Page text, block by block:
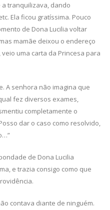
a tranquilizava, dando
Ela ficou gratíssima. Pouco
de Dona Lucilia voltar
mamãe deixou o endereço
uma carta da Princesa para
A senhora não imagina que
fez diversos exames,
completamente o
dar o caso como resolvido,
de Dona Lucilia
e trazia consigo como que
contava diante de ninguém.